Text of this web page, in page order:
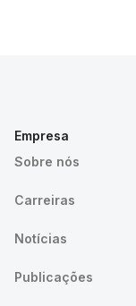
Empresa
Sobre nós
Carreiras
Notícias
Publicações